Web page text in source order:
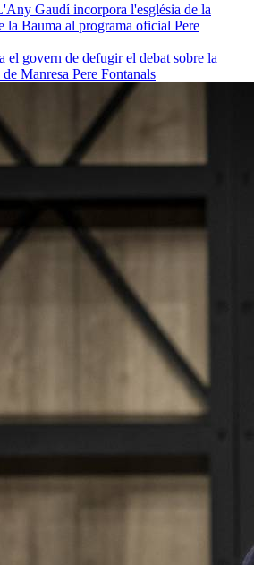
Gaudí incorpora l'església de la
la Bauma al programa oficial Pere
el govern de defugir el debat sobre la
Manresa Pere Fontanals